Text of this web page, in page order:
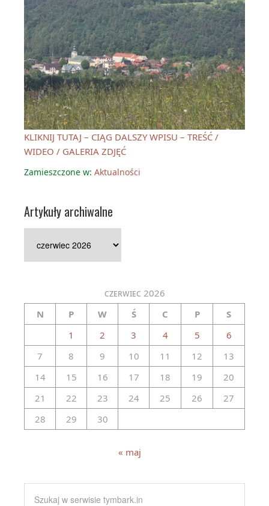
KLIKNIJ TUTAJ – CIĄG DALSZY WPISU – TREŚĆ /
WIDEO / GALERIA ZDJĘĆ
Zamieszczone w: Aktualności
Artykuły archiwalne
archiwalne
czerwiec 2026
N
P W Ś C P
S
1
2 3 4 5
6
7
8 9 10 11 12
13
14
15 16 17 18 19
20
21
22 23 24 25 26
27
28
29 30
« maj